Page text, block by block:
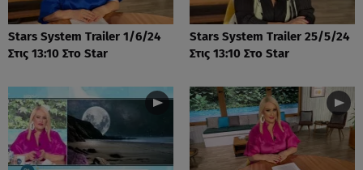
Stars System Trailer 1/6/24
Στις 13:10 Στο Star
Stars System Trailer 25/5/24
Στις 13:10 Στο Star